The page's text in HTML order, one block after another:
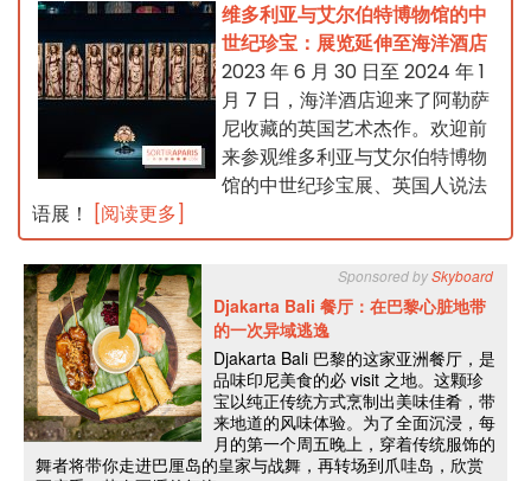
维多利亚与艾尔伯特博物馆的中
世纪珍宝：展览延伸至海洋酒店
2023 年 6 月 30 日至 2024 年 1
月 7 日，海洋酒店迎来了阿勒萨
尼收藏的英国艺术杰作。欢迎前
来参观维多利亚与艾尔伯特博物
馆的中世纪珍宝展、英国人说法
语展！
[阅读更多]